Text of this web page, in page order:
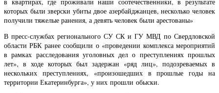
которых были зверски убиты двое азербайджанцев, несколько человек
получили тяжелые ранения, а девять человек были арестованы»
В пресс-службах регионального СУ СК и ГУ МВД по Свердловской
области РБК ранее сообщили о «проведении комплекса мероприятий
в рамках расследования уголовных дел о преступлениях прошлых
лет», в ходе которых был задержан «ряд лиц», подозреваемых в
нескольких преступлениях, «произошедших в прошлые годы на
территории Екатеринбурга», у них прошли обыски.